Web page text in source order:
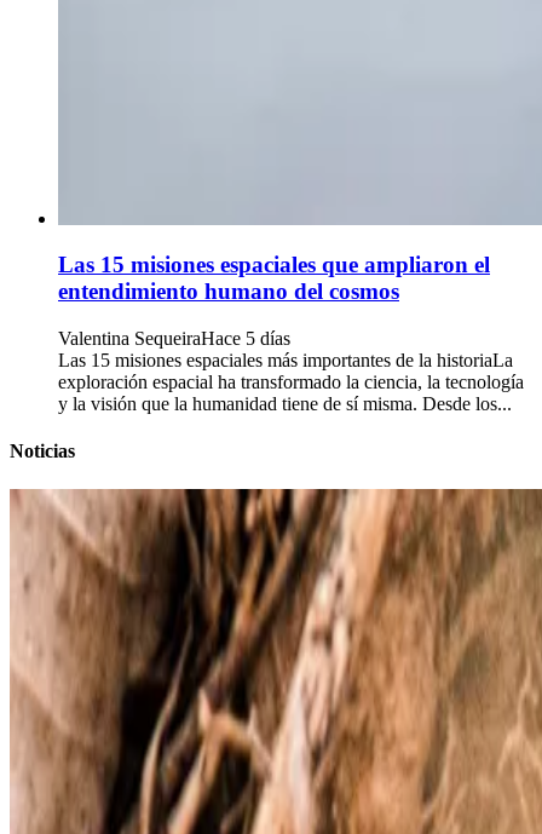
Las 15 misiones espaciales que ampliaron el
entendimiento humano del cosmos
Valentina SequeiraHace 5 días
Las 15 misiones espaciales más importantes de la historiaLa
exploración espacial ha transformado la ciencia, la tecnología
y la visión que la humanidad tiene de sí misma. Desde los...
Noticias